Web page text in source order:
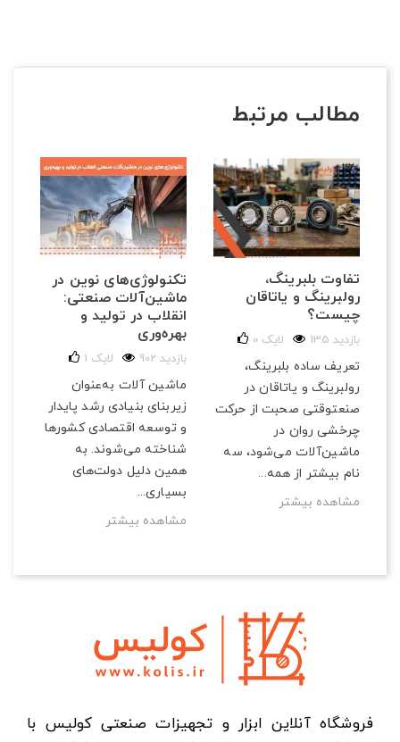
مطالب مرتبط
تکنولوژی‌های نوین در
ماشین‌آلات صنعتی:
انقلاب در تولید و
بهره‌وری
902 بازدید 1 لایک
ماشین آلات به‌عنوان
زیربنای بنیادی رشد پایدار
و توسعه اقتصادی کشورها
شناخته می‌شوند. به
همین دلیل دولت‌های
بسیاری...
مشاهده بیشتر
تفاوت بلبرینگ،
رولبرینگ و یاتاقان
چیست؟
135 بازدید 0 لایک
تعریف ساده بلبرینگ،
رولبرینگ و یاتاقان در
صنعتوقتی صحبت از حرکت
چرخشی روان در
ماشین‌آلات می‌شود، سه
نام بیشتر از همه...
مشاهده بیشتر
فروشگاه آنلاین ابزار و تجهیزات صنعتی کولیس با